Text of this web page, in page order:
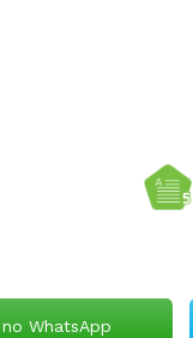
no WhatsApp